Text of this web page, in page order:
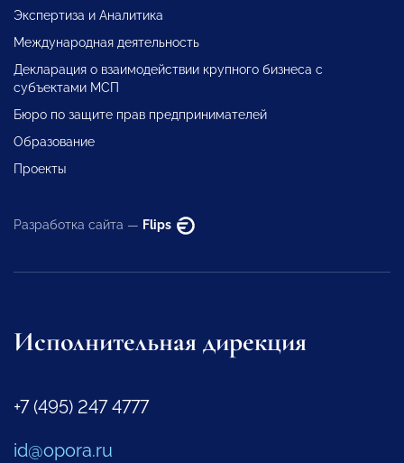
Экспертиза и Аналитика
Международная деятельность
Декларация о взаимодействии крупного бизнеса с
субъектами МСП
Бюро по защите прав предпринимателей
Образование
Проекты
Разработка сайта — Flips
Исполнительная дирекция
+7 (495) 247 4777
id@opora.ru